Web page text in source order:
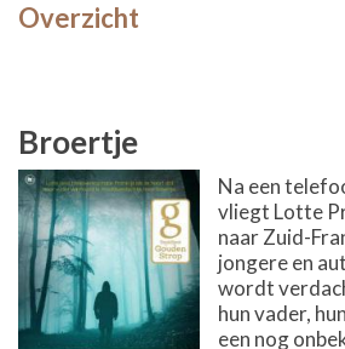
Overzicht
Broertje
Na een
vliegt Lotte
naar Zuid-
jongere en
wordt
hun vader,
een nog